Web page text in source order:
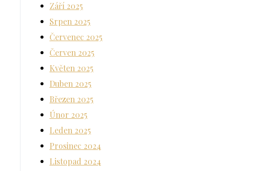
Září 2025
Srpen 2025
Červenec 2025
Červen 2025
Květen 2025
Duben 2025
Březen 2025
Únor 2025
Leden 2025
Prosinec 2024
Listopad 2024